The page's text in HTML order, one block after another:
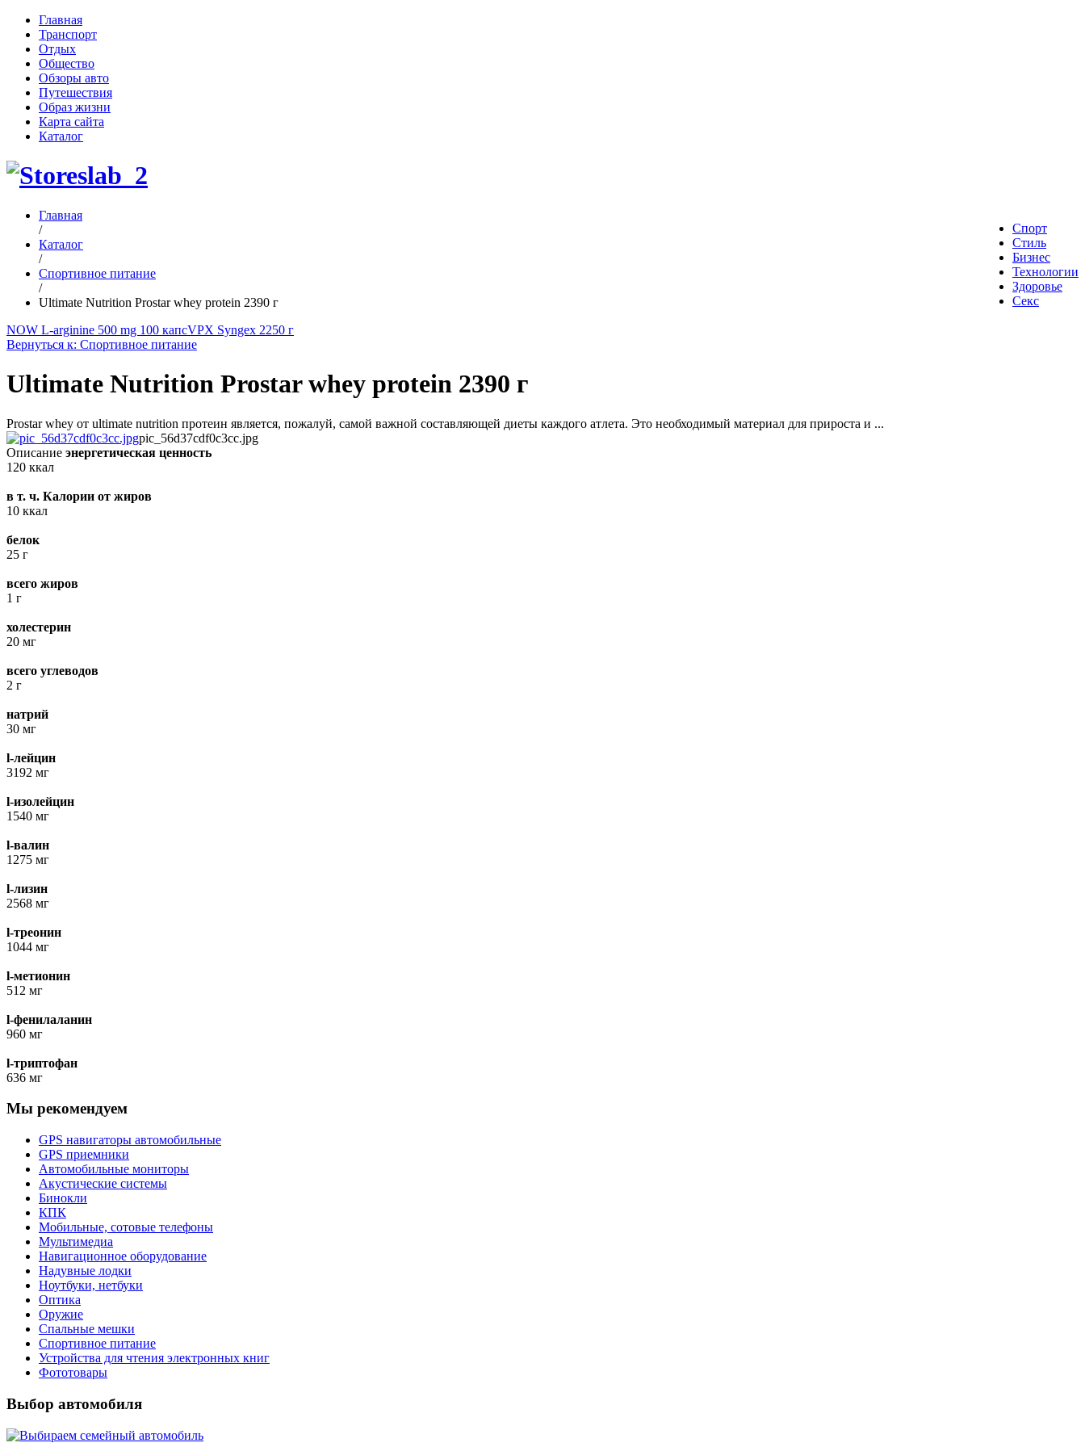
Главная
Транспорт
Отдых
Общество
Обзоры авто
Путешествия
Образ жизни
Карта сайта
Каталог
Спорт
Стиль
Бизнес
Технологии
Здоровье
Секс
Главная
/
Каталог
/
Спортивное питание
/
Ultimate Nutrition Prostar whey protein 2390 г
NOW L-arginine 500 mg 100 капсVPX Syngex 2250 г
Вернуться к: Спортивное питание
Ultimate Nutrition Prostar whey protein 2390 г
Prostar whey от ultimate nutrition протеин является, пожалуй, самой важной составляющей диеты каждого атлета. Это необходимый материал для прироста и ...
pic_56d37cdf0c3cc.jpg
Описание энергетическая ценность
120 ккал
в т. ч. Калории от жиров
10 ккал
белок
25 г
всего жиров
1 г
холестерин
20 мг
всего углеводов
2 г
натрий
30 мг
l-лейцин
3192 мг
l-изолейцин
1540 мг
l-валин
1275 мг
l-лизин
2568 мг
l-треонин
1044 мг
l-метионин
512 мг
l-фенилаланин
960 мг
l-триптофан
636 мг
Мы рекомендуем
GPS навигаторы автомобильные
GPS приемники
Автомобильные мониторы
Акустические системы
Бинокли
КПК
Мобильные, сотовые телефоны
Мультимедиа
Навигационное оборудование
Надувные лодки
Ноутбуки, нетбуки
Оптика
Оружие
Спальные мешки
Спортивное питание
Устройства для чтения электронных книг
Фототовары
Выбор автомобиля